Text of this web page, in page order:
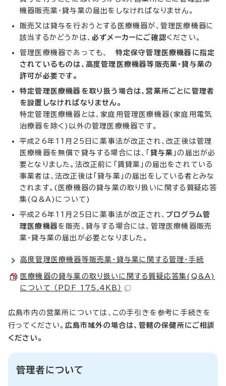
機器販売業・貸与業の届出をしなければなりません。
販売又は貸与を行おうとする医療機器が、管理医療機器に
該当するかどうかは、 必ずメーカーにご確認ください。
管理医療機器であっても、 特定保守管理医療機器に指定
されているものは、高度管理医療機器等販売業・貸与業の
許可が必要です。
特定管理医療機器を取り扱う場合は、営業所ごとに管理者
を設置しなければなりません。
特定管理医療機器とは、家庭用管理医療機器(家庭用電気
治療器を除く)以外の管理医療機器です。
平成26年11月25日に薬事法が改正され、改正後は管理
医療機器を無償で貸与する場合には、「 貸与業 」の届出が必
要となりました。法改正前に「賃貸業」の届出をされている
事業者は、法改正後は「貸与業」の届出をしている者とみな
されます。(医療機器の貸与業の取り扱いに関する質疑応答
集(Q&A)について)
平成26年11月25日に薬事法が改正され、プログラム管
理医療機器を販売、貸与する場合には、管理医療機器販売
業・貸与業の届出が必要となりました。
高度管理医療機器等販売業・貸与業に関する管理・手続
医療機器の貸与業の取り扱いに関する質疑応答集(Q&A)
について （PDF 175.4KB）
広島市内の営業所については、この手引きを参考に手続きを
行ってください。 広島市域外の場合は、管轄の保健所にご相談
ください。
管理者について